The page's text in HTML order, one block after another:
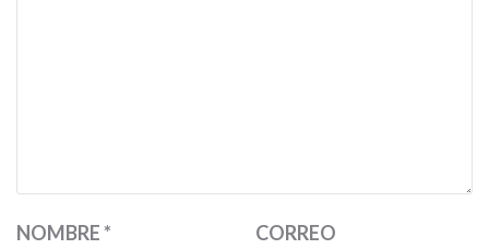
NOMBRE*
CORREO